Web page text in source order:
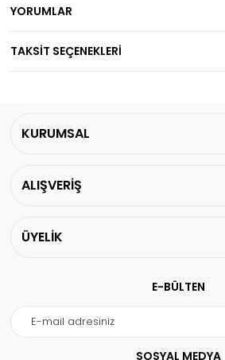
YORUMLAR
TAKSİT SEÇENEKLERİ
KURUMSAL
ALIŞVERİŞ
ÜYELİK
E-BÜLTEN
SOSYAL MEDYA